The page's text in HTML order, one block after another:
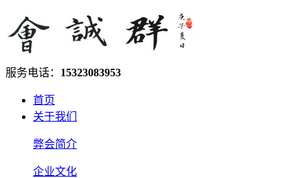
服务电话： 15323083953
首页
关于我们
弊会简介
企业文化